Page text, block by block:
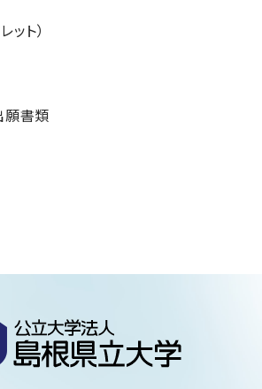
ット）
願書類